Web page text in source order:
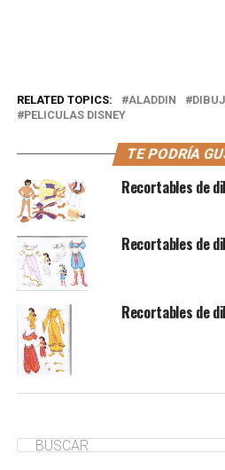
RELATED TOPICS: ALADDIN
PELICULAS DISNEY
TE PODRÍA
Recortables de
Recortables de
Recortables de